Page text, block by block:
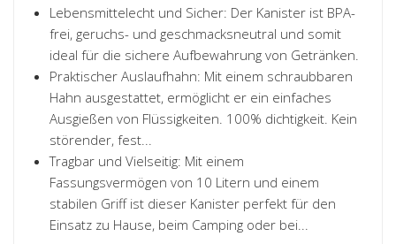
Lebensmittelecht und Sicher: Der Kanister ist BPA-
frei, geruchs- und geschmacksneutral und somit
ideal für die sichere Aufbewahrung von Getränken.
Praktischer Auslaufhahn: Mit einem schraubbaren
Hahn ausgestattet, ermöglicht er ein einfaches
Ausgießen von Flüssigkeiten. 100% dichtigkeit. Kein
störender, fest...
Tragbar und Vielseitig: Mit einem
Fassungsvermögen von 10 Litern und einem
stabilen Griff ist dieser Kanister perfekt für den
Einsatz zu Hause, beim Camping oder bei...